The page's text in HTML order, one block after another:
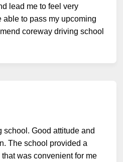
lead me to feel very
able to pass my upcoming
coreway driving school
school. Good attitude and
The school provided a
was convenient for me